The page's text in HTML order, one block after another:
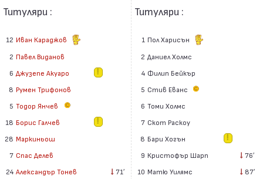
Титуляри :
12 Иван Караджов
2 Павел Виданов
6 Джузепе Акуаро
8 Румен Трифонов
5 Тодор Янчев
18 Борис Галчев
28 Маркиньош
7 Спас Делев
24 Александър Тонев
71′
Титуляри :
1 Пол Харисън
2 Даниел Холмс
4 Филип Бейкър
5 Стив Еванс
6 Томи Холмс
7 Скот Раскоу
8 Бари Хогън
9 Кристофър Шарп
76′
10 Матю Уилямс
87′